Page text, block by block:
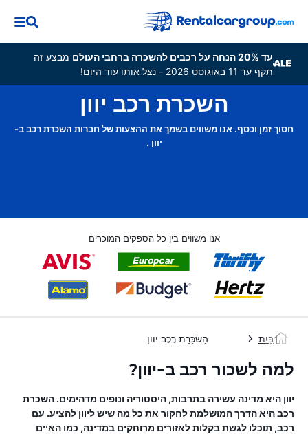
עד 20% הנחה על רכבים להשכרה ברחבי העולם
מבצע זה
תקף עד 11 באוגוסט 2026 - נצל אותו עוד היום!
השכרת רכב יוון
חסוך זמן וכסף. אנו משווים בשמך את ההצעות של חברות השכרת רכב ב-
יוון .
אנו משווים בין כל הספקים המוכרים
בַּיִת הַשׂכָּרַת רֶכֶב יוון
למה לשכור רכב ב-יוון?
יוון היא מדינה עשירה בתרבות, היסטוריה ונופים מדהימים. השכרת
רכב היא הדרך המושלמת לחקור את כל מה שיש ליוון להציע. עם
רכב, תוכלו לגשת בקלות לאזורים מרוחקים במדינה, כמו האיים